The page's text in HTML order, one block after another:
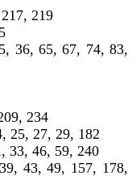
219
36, 65, 67, 74, 83,
234
25, 27, 29, 182
33, 46, 59, 240
43, 49, 157, 178,